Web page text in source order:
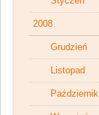
2008
Grudzień
Listopad
Październik